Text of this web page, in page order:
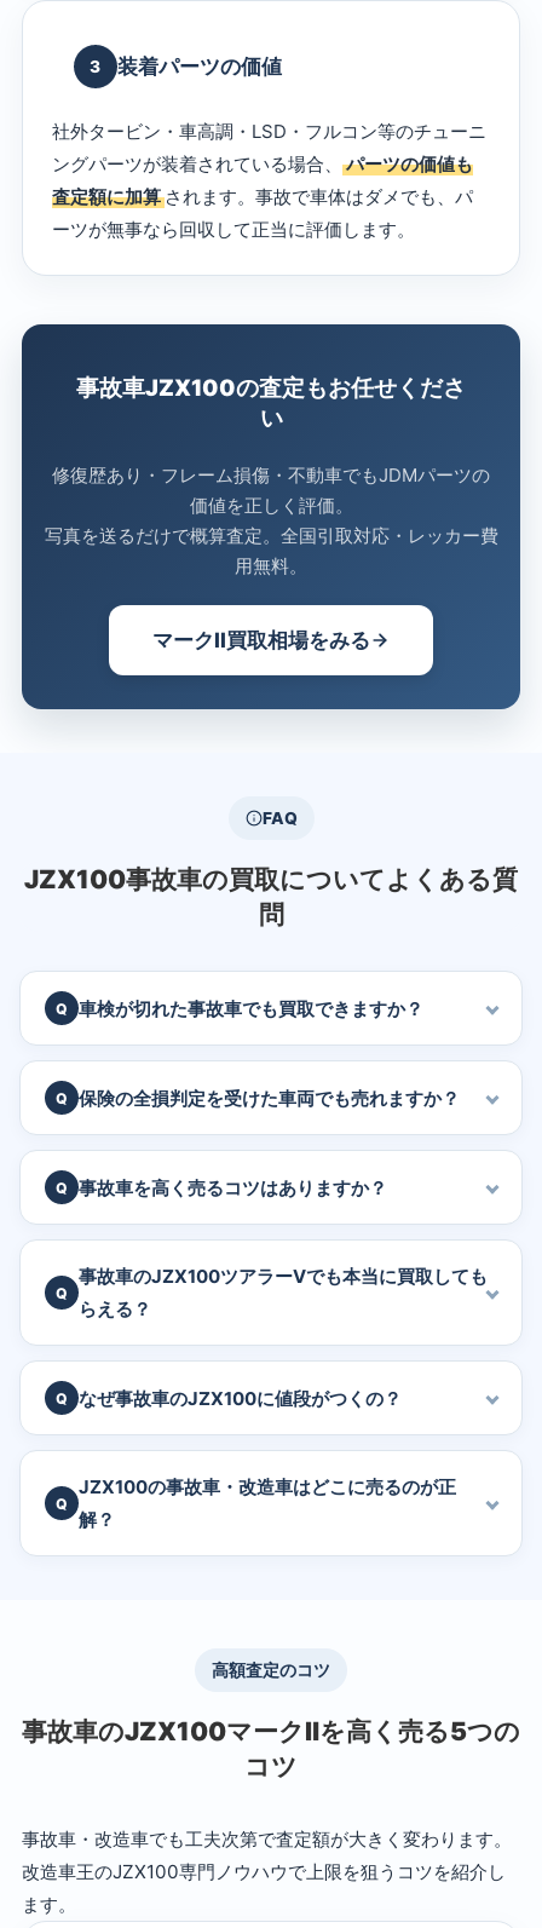
3 装着パーツの価値
社外タービン・車高調・LSD・フルコン等のチューニ
ングパーツが装着されている場合、
パーツの価値も
査定額に加算されます。事故で車体はダメでも、パ
ーツが無事なら回収して正当に評価します。
事故車JZX100の査定もお任せくださ
い
修復歴あり・フレーム損傷・不動車でもJDMパーツの
価値を正しく評価。
写真を送るだけで概算査定。全国引取対応・レッカー費
用無料。
マークII買取相場をみる
FAQ
JZX100事故車の買取についてよくある質
問
車検が切れた事故車でも買取できますか？
保険の全損判定を受けた車両でも売れますか？
事故車を高く売るコツはありますか？
事故車のJZX100ツアラーVでも本当に買取しても
らえる？
なぜ事故車のJZX100に値段がつくの？
JZX100の事故車・改造車はどこに売るのが正
解？
高額査定のコツ
事故車のJZX100マークⅡを高く売る5つの
コツ
事故車・改造車でも工夫次第で査定額が大きく変わります。
改造車王のJZX100専門ノウハウで上限を狙うコツを紹介し
ます。